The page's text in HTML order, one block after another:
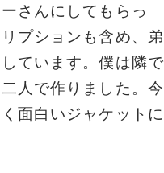
さんにしてもらっ
プションも含め、弟
ています。僕は隣で
人で作りました。今
面白いジャケットに